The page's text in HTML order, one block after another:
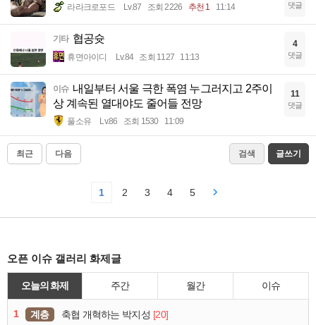
라라크로포드 Lv.87 조회 2226 추천 1 11:14 댓글
기타 협공슛
휴면아이디 Lv.84 조회 1127 11:13
4
댓글
이슈 내일부터 서울 극한 폭염 누그러지고 2주이
상 계속된 열대야도 줄어들 전망
풀소유 Lv.86 조회 1530 11:09
11
댓글
최근 다음 검색 글쓰기
1 2 3 4 5
오픈 이슈 갤러리 화제글
오늘의 화제 주간 월간 이슈
1 계층 축협 개혁하는 박지성 [20]